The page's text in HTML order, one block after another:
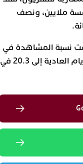
ملايين، ونصف
نسبة المشاهدة في
وقت الذروة، إذ انتقلت من نسبة 14 في المائة في الأيام العادية إلى 20.3 في